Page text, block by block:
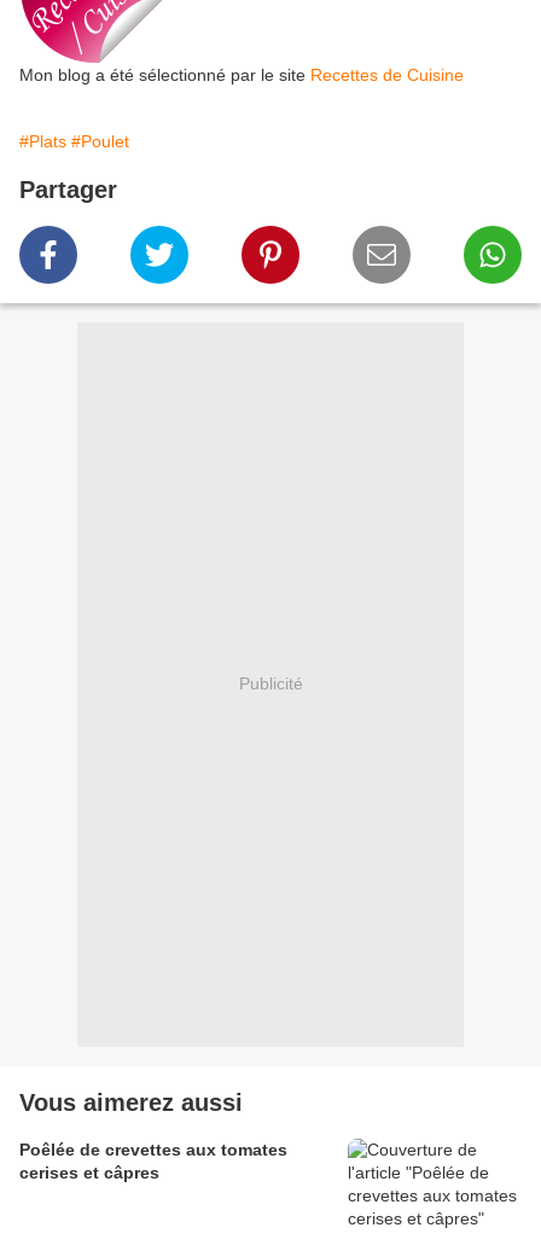
Mon blog a été sélectionné par le site Recettes de Cuisine
#Plats #Poulet
Partager
Publicité
Vous aimerez aussi
Poêlée de crevettes aux tomates
cerises et câpres